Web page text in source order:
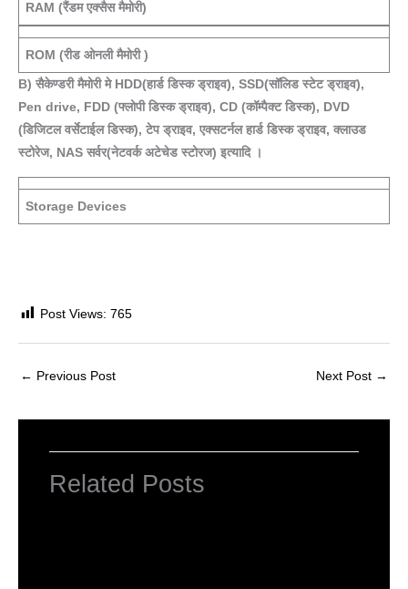
RAM (रैंडम एक्सैस मैमोरी)
ROM (रीड ओनली मैमोरी )
B) सैकेण्डरी मैमोरी मे HDD(हार्ड डिस्क ड्राइव), SSD(सॉलिड स्टेट ड्राइव),
Pen drive, FDD (फ्लोपी डिस्क ड्राइव), CD (कॉम्पैक्ट डिस्क), DVD
(डिजिटल वर्सेटाईल डिस्क), टेप ड्राइव, एक्सटर्नल हार्ड डिस्क ड्राइव, क्लाउड
स्टोरेज, NAS सर्वर(नेटवर्क अटेचेड स्टोरज) इत्यादि ।
Storage Devices
Post Views: 765
← Previous Post Next Post →
Related Posts